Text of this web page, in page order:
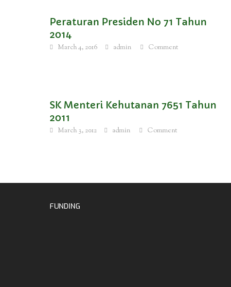
Peraturan Presiden No 71 Tahun
2014
March 4, 2016 admin Comment
SK Menteri Kehutanan 7651 Tahun
2011
March 3, 2012 admin Comment
FUNDING